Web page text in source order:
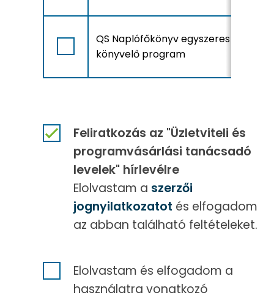
QS Naplófőkönyv egyszeres
könyvelő program
Feliratkozás az "Üzletviteli és
programvásárlási tanácsadó
levelek" hírlevélre
Elolvastam a szerzői
jognyilatkozatot és elfogadom
az abban található feltételeket.
Elolvastam és elfogadom a
használatra vonatkozó